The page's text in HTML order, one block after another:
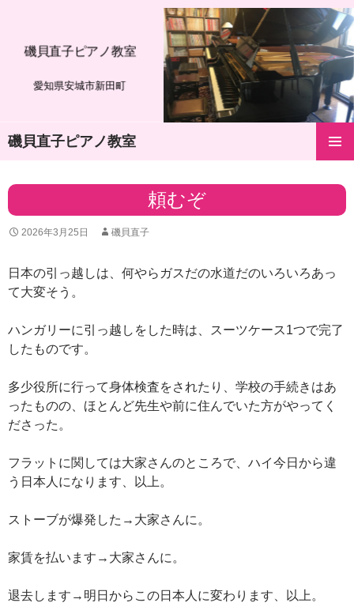
愛知県安城市新田町
磯貝直子ピアノ教室
磯貝直子ピアノ教室
テ
へ
キ
ッ
頼むぞ
2026年3月25日 磯貝直子
日本の引っ越しは、何やらガスだの水道だのいろいろあっ
て大変そう。
ハンガリーに引っ越しをした時は、スーツケース1つで完了
したものです。
多少役所に行って身体検査をされたり、学校の手続きはあ
ったものの、ほとんど先生や前に住んでいた方がやってく
ださった。
フラットに関しては大家さんのところで、ハイ今日から違
う日本人になります、以上。
ストーブが爆発した→大家さんに。
家賃を払います→大家さんに。
退去します→明日からこの日本人に変わります、以上。